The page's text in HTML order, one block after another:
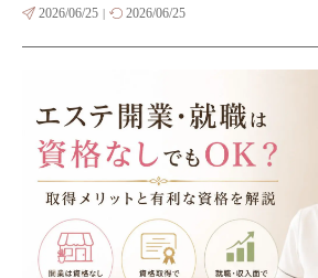
2026/06/25 | 2026/06/25